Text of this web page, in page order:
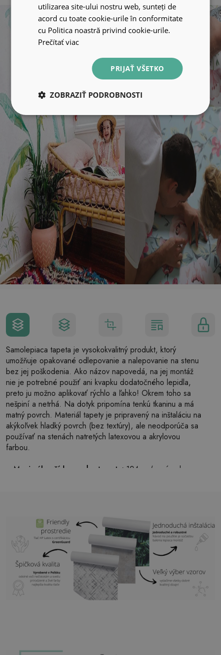
Samolepiaca tapeta je vysokokvalitný produkt, ktorý
umožňuje opakované odlepovanie a nalepovanie na stenu
bez jej poškodenia. Ako názov napovedá, na jej montáž
nie je potrebné použiť ani kvapku dodatočného lepidla,
preto ju možno aplikovať rýchlo a ľahko! Okrem toho sa
nešpiní a netrhá. Na dotyk pripomína tenkú tkaninu a má
matný povrch. Materiál tapety je pripravený na inštaláciu na
akýkoľvek hladký povrch (bez textúry), ale neodporúča sa
používať na stenách natretých latexovou a akrylovou
farbou.
Maximálna šírka pruhu tapety: 124cm (v prípade
Lepidlo: Nie je potrebné
Použitie:Obývačka, spálňa, kancelárske priestory,
predsieň a mnoho ďalších
utilizarea site-ului nostru web, sunteți de
acord cu toate cookie-urile în conformitate
cu Politica noastră privind cookie-urile.
Prečítať viac
PRIJAŤ VŠETKO
ZOBRAZIŤ PODROBNOSTI